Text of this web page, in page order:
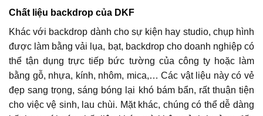
Chất liệu backdrop của DKF
Khác với backdrop dành cho sự kiện hay studio, chụp hình
được làm bằng vải lụa, bạt, backdrop cho doanh nghiệp có
thể tận dụng trực tiếp bức tường của công ty hoặc làm
bằng gỗ, nhựa, kính, nhôm, mica,… Các vật liệu này có vẻ
đẹp sang trọng, sáng bóng lại khó bám bẩn, rất thuận tiện
cho việc vệ sinh, lau chùi. Mặt khác, chúng có thể dễ dàng